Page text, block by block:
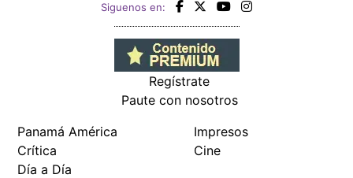
Siguenos en:
Regístrate
Paute con nosotros
Panamá América
Crítica
Día a Día
Impresos
Cine